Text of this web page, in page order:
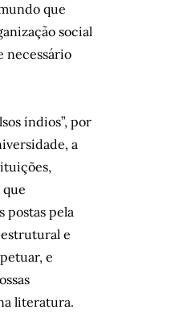
que
social
necessário
índios”, por
a
postas pela
e
e
literatura.